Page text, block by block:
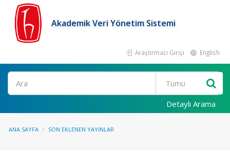
Akademik Veri Yönetim Sistemi
Araştırmacı Girişi English
Ara
Detaylı Arama
ANA SAYFA SON EKLENEN YAYINLAR